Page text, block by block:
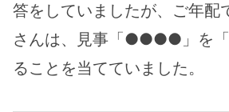
答をしていましたが、ご年配
さんは、見事「●●●●」を「
ることを当てていました。